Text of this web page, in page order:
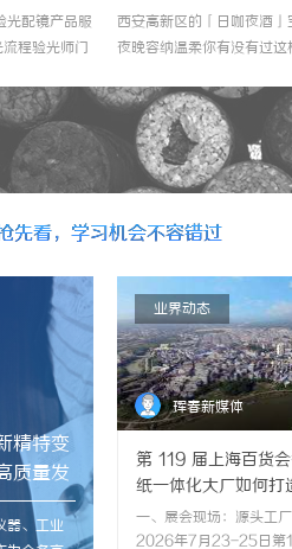
光配镜产品服
程验光师门
暮光ILIT
楼眼镜店直
以完整验
础，全场镜
西安高新区的「日咖夜酒
夜晚容纳温柔你有没有过
想找个地方安安静静喝一
高、环境不够体面？周末
馆太吵、餐厅太赶、家里
新区，这样的"第三空间"
先看，学习机会不容错过
先看，学习机会不容错过
精特变
质量发
器、工业
业界动态
珲春新媒体
第 119 届上海百货
纸一体化大厂如何打
一、展会现场：源头工
2026年7月23-25日第